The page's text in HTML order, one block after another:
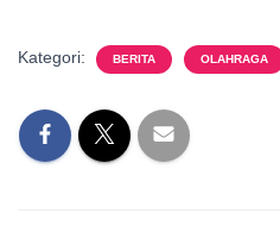
Kategori: BERITA OLAHRAGA